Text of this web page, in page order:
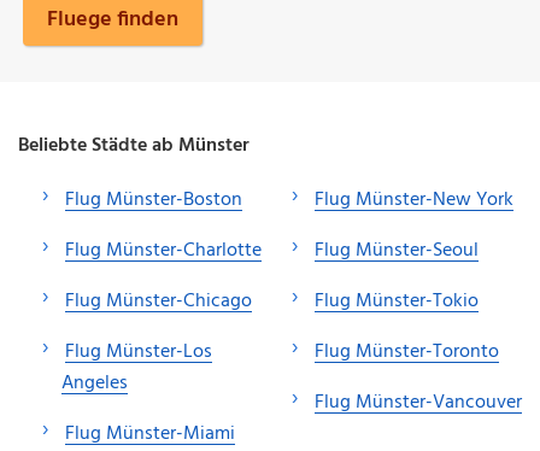
Fluege finden
Beliebte Städte ab Münster
Flug Münster-Boston
Flug Münster-Charlotte
Flug Münster-Chicago
Flug Münster-Los
Angeles
Flug Münster-Miami
Flug Münster-New York
Flug Münster-Seoul
Flug Münster-Tokio
Flug Münster-Toronto
Flug Münster-Vancouver